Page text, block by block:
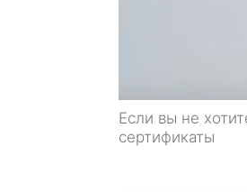
Если вы не
сертификаты